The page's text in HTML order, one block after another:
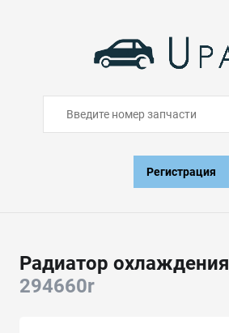
Регистрация
Радиатор охлаждения
294660r